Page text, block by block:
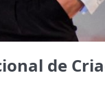
de